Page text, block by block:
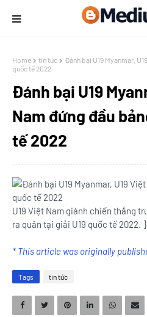
Home tin tức
Đánh bại U19 Myanmar,
quốc tế 2022
Đánh bại U19
Nam đứng đầu
tế 2022
U19 Việt Nam giành chiến thắng
ra quân tại giải U19 quốc tế 2022.
* This article was originally
Tags tin tức